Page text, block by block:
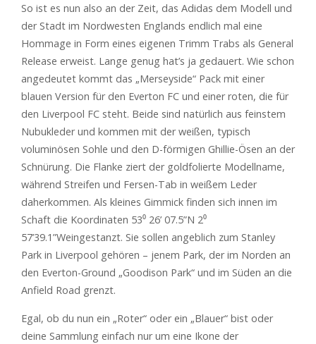
So ist es nun also an der Zeit, das Adidas dem Modell und
der Stadt im Nordwesten Englands endlich mal eine
Hommage in Form eines eigenen Trimm Trabs als General
Release erweist. Lange genug hat’s ja gedauert. Wie schon
angedeutet kommt das „Merseyside“ Pack mit einer
blauen Version für den Everton FC und einer roten, die für
den Liverpool FC steht. Beide sind natürlich aus feinstem
Nubukleder und kommen mit der weißen, typisch
voluminösen Sohle und den D-förmigen Ghillie-Ösen an der
Schnürung. Die Flanke ziert der goldfolierte Modellname,
während Streifen und Fersen-Tab in weißem Leder
daherkommen. Als kleines Gimmick finden sich innen im
Schaft die Koordinaten 53⁰ 26’ 07.5”N 2⁰
57’39.1”Weingestanzt. Sie sollen angeblich zum Stanley
Park in Liverpool gehören – jenem Park, der im Norden an
den Everton-Ground „Goodison Park“ und im Süden an die
Anfield Road grenzt.
Egal, ob du nun ein „Roter“ oder ein „Blauer“ bist oder
deine Sammlung einfach nur um eine Ikone der